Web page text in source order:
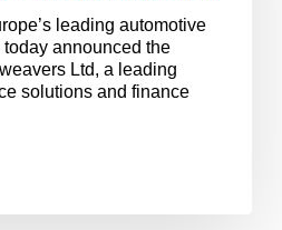
leading automotive
announced the
Ltd, a leading
solutions and finance